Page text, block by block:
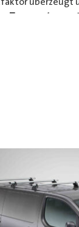
Transporters